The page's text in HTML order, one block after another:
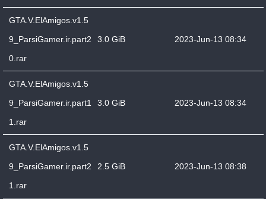
GTA.V.ElAmigos.v1.5
9_ParsiGamer.ir.part2
0.rar
3.0 GiB 2023-Jun-13 08:34
GTA.V.ElAmigos.v1.5
9_ParsiGamer.ir.part1
1.rar
3.0 GiB 2023-Jun-13 08:34
GTA.V.ElAmigos.v1.5
9_ParsiGamer.ir.part2
1.rar
2.5 GiB 2023-Jun-13 08:38